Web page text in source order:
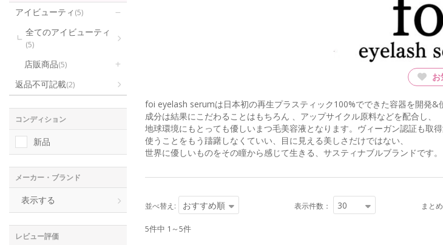
アイビューティ (5)
全てのアイビューティ
(5)
店販商品(5)
返品不可記載(2)
コンディション
新品
メーカー・ブランド
表示する
レビュー評価
お
foi eyelash serumは日本初の再生プラスティック100%でできた容器を開発&
成分は結果にこだわることはもちろん 、アップサイクル原料などを配合し、
地球環境にもとっても優しいまつ毛美容液となります。ヴィーガン認証も取得
使うことをもう躊躇しなくていい、目に見える美しさだけではない、
世界に優しいものをその瞳から感じて生きる、サスティナブルブランドです。
並べ替え: おすすめ順 表示件数： 30 まと
5件中 1～5件